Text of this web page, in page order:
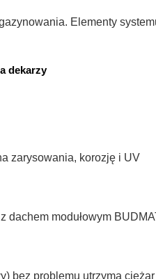
Elementy
dekarzy
zarysowania, korozję i UV
modułowym
bez problemu utrzyma